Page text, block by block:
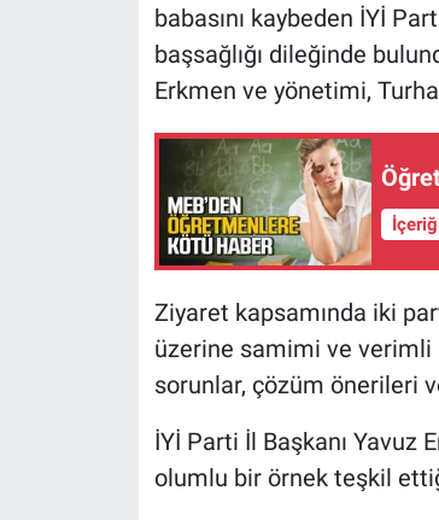
babasını kaybeden İYİ
başsağlığı dileğinde
Erkmen ve yönetimi,
Ziyaret kapsamında iki
üzerine samimi ve verimli
sorunlar, çözüm önerileri
İYİ Parti İl Başkanı Yavuz
olumlu bir örnek teşkil